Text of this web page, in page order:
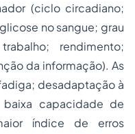
(ciclo circadiano;
no sangue; grau
rendimento;
da informação). As
desadaptação à
capacidade de
índice de erros